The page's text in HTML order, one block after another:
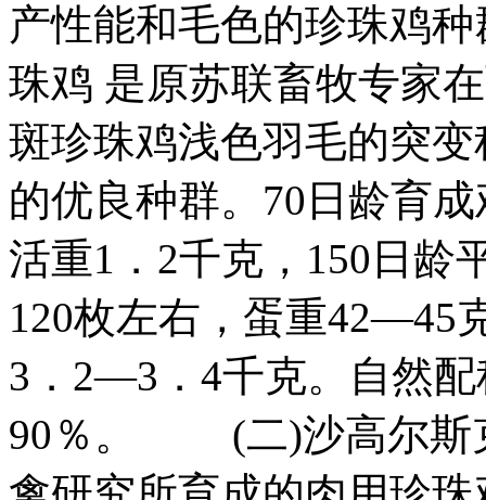
产性能和毛色的珍珠
珠鸡 是原苏联畜牧专家
斑珍珠鸡浅色羽毛的突
的优良种群。70日龄育
活重1．2千克，150日龄
120枚左右，蛋重42—45
3．2—3．4千克。自然
90％。 (二)沙高尔斯